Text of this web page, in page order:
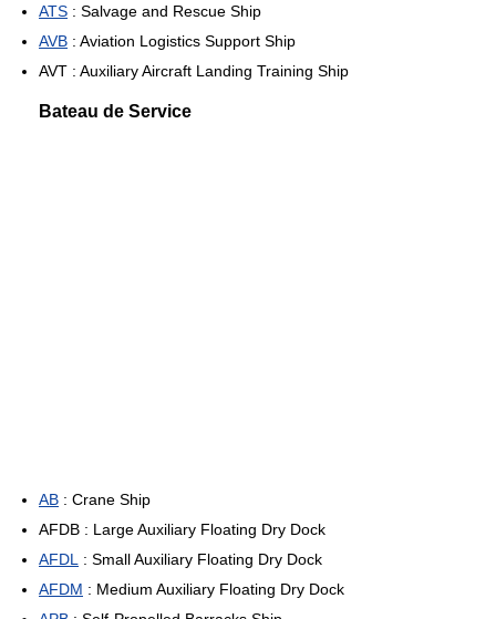
ATS : Salvage and Rescue Ship
AVB : Aviation Logistics Support Ship
AVT : Auxiliary Aircraft Landing Training Ship
Bateau de Service
AB : Crane Ship
AFDB : Large Auxiliary Floating Dry Dock
AFDL
: Small Auxiliary Floating Dry Dock
AFDM : Medium Auxiliary Floating Dry Dock